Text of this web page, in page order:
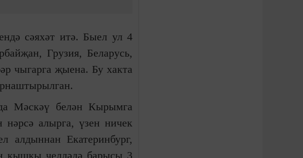
сәяхәт итә. Быел ул 4
Грузия, Беларусь,
чыгарга җыена. Бу хакта
Мәскәү белән Кырымга
алырга, үзен ничек
алдыннан Екатеринбург,
кышкы челләдә барысы 3